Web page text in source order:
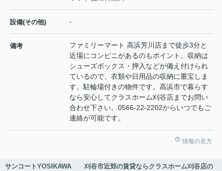
設備(その他) -
備考
ファミリーマート 高浜芳川店まで徒歩3分と
近場にコンビニがあるのもポイント。収納は
シューズボックス・押入などが備え付けられ
ているので、衣類や日用品の収納に重宝しま
す。駐輪場付きの物件です。高浜市で暮らす
なら安心してクラスホーム刈谷店までお問い
合わせ下さい。0566-22-2202からいつでもご
連絡が可能です。
情報の見方
サンコートYOSIKAWA 刈谷市近郊の賃貸ならクラスホーム刈谷店の